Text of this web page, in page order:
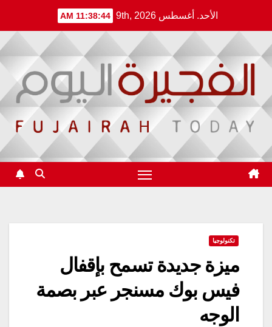
content
الأحد. أغسطس 9th, 2026 11:38:45 AM
تكنولوجيا
ميزة جديدة تسمح بإقفال
فيس بوك مسنجر عبر بصمة
الوجه